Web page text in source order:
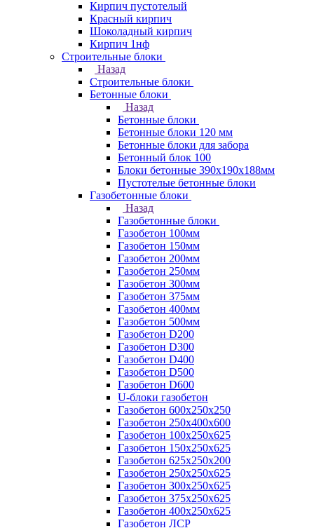
Кирпич пустотелый
Красный кирпич
Шоколадный кирпич
Кирпич 1нф
Строительные блоки
Назад
Строительные блоки
Бетонные блоки
Назад
Бетонные блоки
Бетонные блоки 120 мм
Бетонные блоки для забора
Бетонный блок 100
Блоки бетонные 390х190х188мм
Пустотелые бетонные блоки
Газобетонные блоки
Назад
Газобетонные блоки
Газобетон 100мм
Газобетон 150мм
Газобетон 200мм
Газобетон 250мм
Газобетон 300мм
Газобетон 375мм
Газобетон 400мм
Газобетон 500мм
Газобетон D200
Газобетон D300
Газобетон D400
Газобетон D500
Газобетон D600
U-блоки газобетон
Газобетон 600x250x250
Газобетон 250x400x600
Газобетон 100х250х625
Газобетон 150х250х625
Газобетон 625х250х200
Газобетон 250х250х625
Газобетон 300х250х625
Газобетон 375х250х625
Газобетон 400х250х625
Газобетон ЛСР